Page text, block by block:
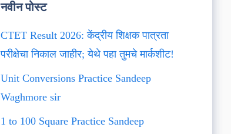
नवीन पोस्ट
CTET Result 2026: केंद्रीय शिक्षक पात्रता
परीक्षेचा निकाल जाहीर; येथे पहा तुमचे मार्कशीट!
Unit Conversions Practice Sandeep
Waghmore sir
1 to 100 Square Practice Sandeep